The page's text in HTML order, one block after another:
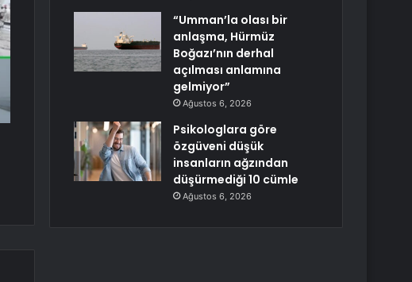
“Umman’la olası bir
anlaşma, Hürmüz
Boğazı’nın derhal
açılması anlamına
gelmiyor”
Ağustos 6, 2026
Psikologlara göre
özgüveni düşük
insanların ağzından
düşürmediği 10 cümle
Ağustos 6, 2026